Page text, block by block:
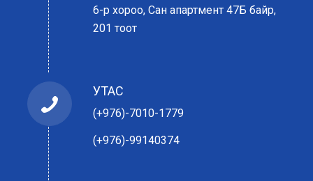
6-р хороо, Сан апартмент 47Б байр,
201 тоот
УТАС
(+976)-7010-1779
(+976)-99140374